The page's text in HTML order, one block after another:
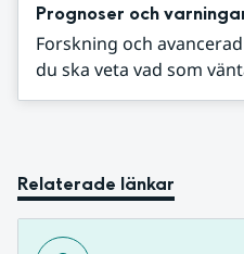
Prognoser och
Forskning och
du ska veta vad som
Relaterade länkar